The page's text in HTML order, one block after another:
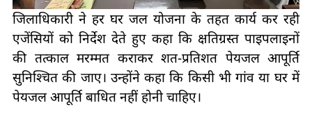
जिलाधिकारी ने हर घर जल योजना के तहत कार्य कर रही
एजेंसियों को निर्देश देते हुए कहा कि क्षतिग्रस्त पाइपलाइनों
की तत्काल मरम्मत कराकर शत-प्रतिशत पेयजल आपूर्ति
सुनिश्चित की जाए। उन्होंने कहा कि किसी भी गांव या घर में
पेयजल आपूर्ति बाधित नहीं होनी चाहिए।